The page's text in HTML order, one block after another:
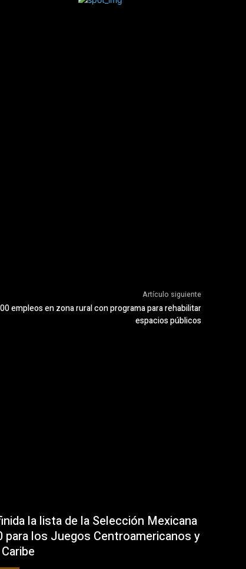
Artículo siguiente
empleos en zona rural con programa para rehabilitar
espacios públicos
la lista de la Selección Mexicana
para los Juegos Centroamericanos y